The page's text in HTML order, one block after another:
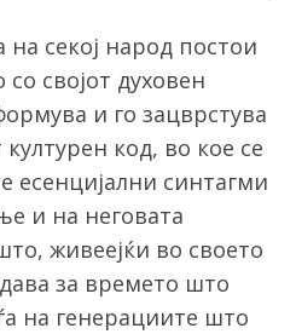
на секој народ постои
својот духовен
и го зацврстува
код, во кое се
есенцијални синтагми
и на неговата
живеејќи во своето
за времето што
на генерациите што